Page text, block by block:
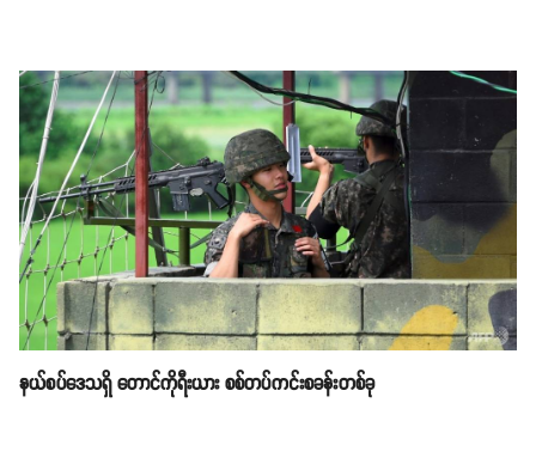
နယ်စပ်ဒေသရှိ တောင်ကိုရီးယား စစ်တပ်ကင်းစခန်းတစ်ခု